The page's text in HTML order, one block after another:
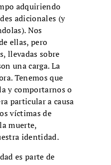
adquiriendo
adicionales (y
Nos
ellas, pero
llevadas sobre
una carga. La
Tenemos que
y comportarnos o
particular a causa
víctimas de
muerte,
identidad.
es parte de